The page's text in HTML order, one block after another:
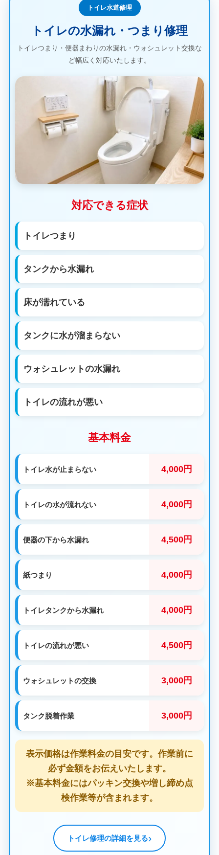
トイレ水道修理
トイレの水漏れ・つまり修理
トイレつまり・便器まわりの水漏れ・ウォシュレット交換な
ど幅広く対応いたします。
対応できる症状
トイレつまり
タンクから水漏れ
床が濡れている
タンクに水が溜まらない
ウォシュレットの水漏れ
トイレの流れが悪い
基本料金
トイレ水が止まらない 4,000円
トイレの水が流れない 4,000円
便器の下から水漏れ 4,500円
紙つまり 4,000円
トイレタンクから水漏れ 4,000円
トイレの流れが悪い 4,500円
ウォシュレットの交換 3,000円
タンク脱着作業 3,000円
表示価格は作業料金の目安です。作業前に
必ず金額をお伝えいたします。
※基本料金にはパッキン交換や増し締め点
検作業等が含まれます。
トイレ修理の詳細を見る